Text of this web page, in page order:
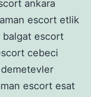
ankara
escort etlik
escort
cebeci
escort esat